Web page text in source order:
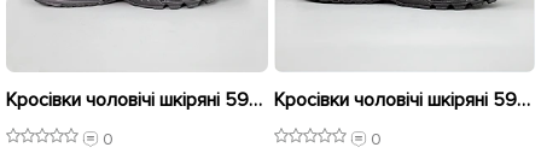
Кросівки чоловічі шкіряні 593223 Чорні розпродаж
0
Кросівки чоловічі шкіряні 593222 Чорні розпродаж
0